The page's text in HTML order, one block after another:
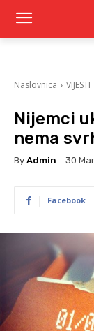
Naslovnica VIJESTI
Nijemci
nema
By Admin 30
Facebook